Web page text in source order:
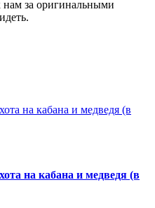
нам за оригинальными
на кабана и медведя (в